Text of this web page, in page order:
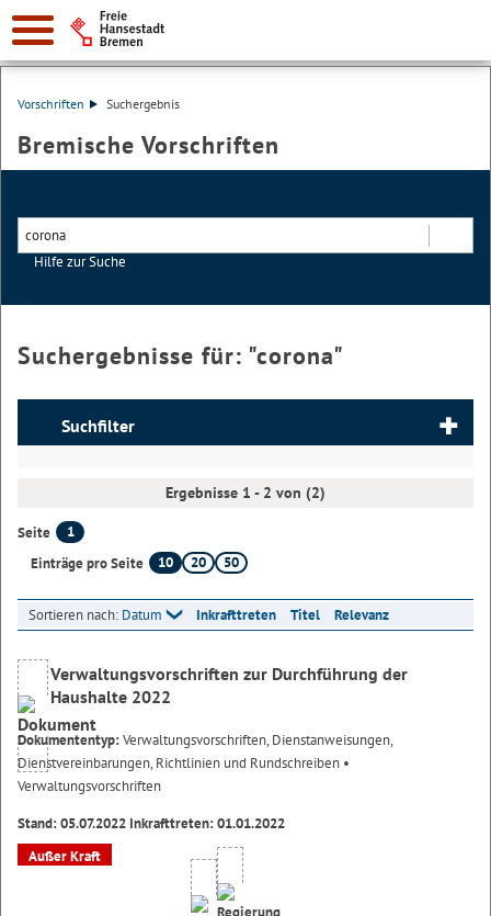
Vorschriften Suchergebnis
Bremische Vorschriften
Hilfe zur Suche
Suchergebnisse für: "corona"
Suchfilter
Ergebnisse 1 - 2 von (2)
Seite
1
Einträge pro Seite
10 20 50
Sortieren nach: Datum Inkrafttreten Titel Relevanz
Verwaltungsvorschriften zur Durchführung der
Haushalte 2022
Dokumententyp:Verwaltungsvorschriften, Dienstanweisungen,
Dienstvereinbarungen, Richtlinien und Rundschreiben •
Verwaltungsvorschriften
Stand: 05.07.2022 Inkrafttreten: 01.01.2022
Außer Kraft